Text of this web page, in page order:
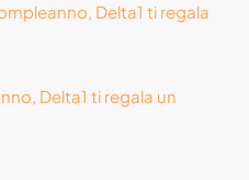
Delta1 ti regala
Delta1 ti regala un